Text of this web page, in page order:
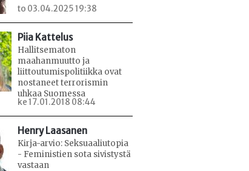
to 03.04.2025 19:38
Piia Kattelus
Hallitsematon
maahanmuutto ja
liittoutumispolitiikka ovat
nostaneet terrorismin
uhkaa Suomessa
ke 17.01.2018 08:44
Henry Laasanen
Kirja-arvio: Seksuaaliutopia
- Feministien sota sivistystä
vastaan